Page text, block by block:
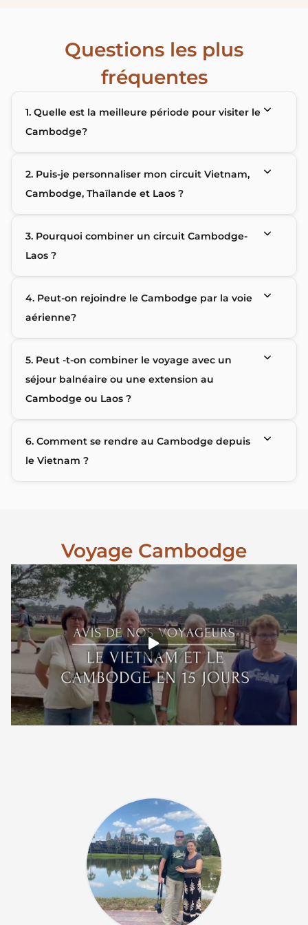
Questions les plus
fréquentes
1. Quelle est la meilleure période pour visiter le
Cambodge?
2. Puis-je personnaliser mon circuit Vietnam,
Cambodge, Thaïlande et Laos ?
3. Pourquoi combiner un circuit Cambodge-
Laos ?
4. Peut-on rejoindre le Cambodge par la voie
aérienne?
5. Peut -t-on combiner le voyage avec un
séjour balnéaire ou une extension au
Cambodge ou Laos ?
6. Comment se rendre au Cambodge depuis
le Vietnam ?
Voyage Cambodge